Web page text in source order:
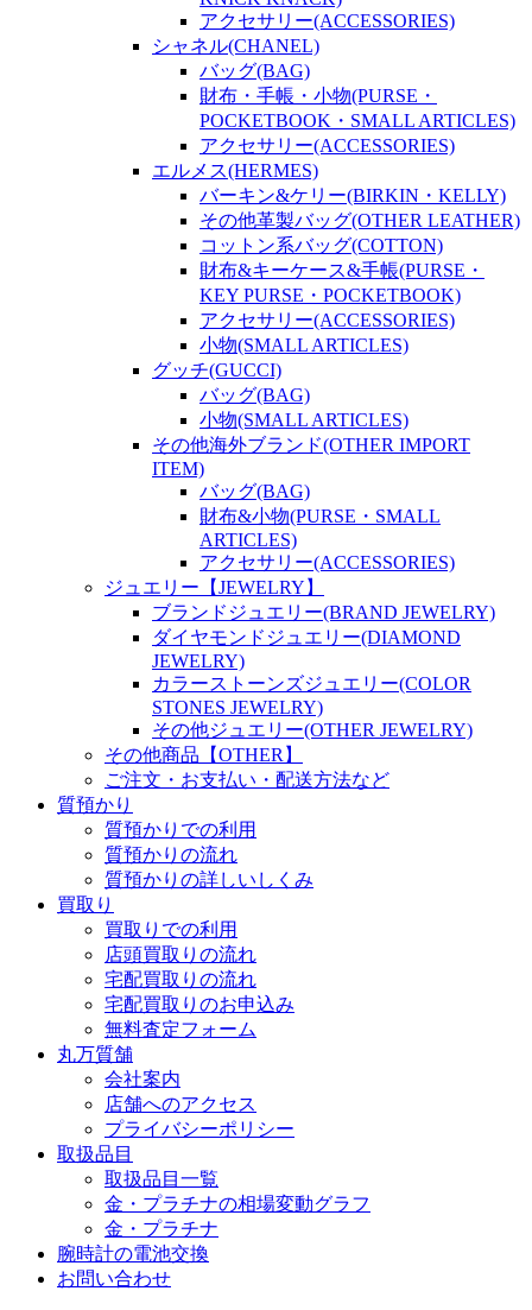
アクセサリー(ACCESSORIES)
シャネル(CHANEL)
バッグ(BAG)
財布・手帳・小物(PURSE・
POCKETBOOK・SMALL ARTICLES)
アクセサリー(ACCESSORIES)
エルメス(HERMES)
バーキン&ケリー(BIRKIN・KELLY)
その他革製バッグ(OTHER LEATHER)
コットン系バッグ(COTTON)
財布&キーケース&手帳(PURSE・
KEY PURSE・POCKETBOOK)
アクセサリー(ACCESSORIES)
小物(SMALL ARTICLES)
グッチ(GUCCI)
バッグ(BAG)
小物(SMALL ARTICLES)
その他海外ブランド(OTHER IMPORT
ITEM)
バッグ(BAG)
財布&小物(PURSE・SMALL
ARTICLES)
アクセサリー(ACCESSORIES)
ジュエリー【JEWELRY】
ブランドジュエリー(BRAND JEWELRY)
ダイヤモンドジュエリー(DIAMOND
JEWELRY)
カラーストーンズジュエリー(COLOR
STONES JEWELRY)
その他ジュエリー(OTHER JEWELRY)
その他商品【OTHER】
ご注文・お支払い・配送方法など
質預かり
質預かりでの利用
質預かりの流れ
質預かりの詳しいしくみ
買取り
買取りでの利用
店頭買取りの流れ
宅配買取りの流れ
宅配買取りのお申込み
無料査定フォーム
丸万質舗
会社案内
店舗へのアクセス
プライバシーポリシー
取扱品目
取扱品目一覧
金・プラチナの相場変動グラフ
金・プラチナ
腕時計の電池交換
お問い合わせ